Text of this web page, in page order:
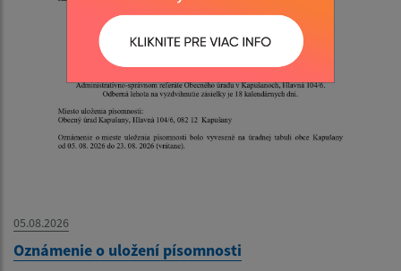
05.08.2026
Oznámenie o uložení písomnosti